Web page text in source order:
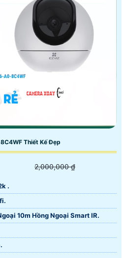
Thiết Kế Đẹp
2,000,000 ₫
.
10m Hồng Ngoại Smart IR.